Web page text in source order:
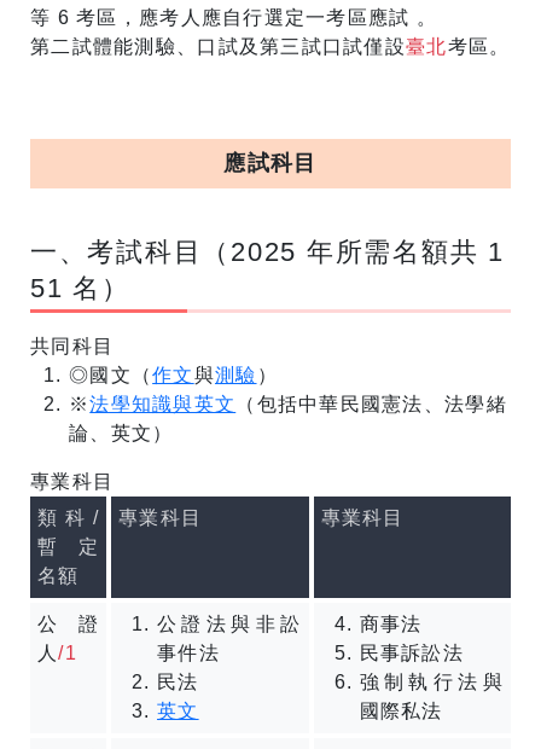
等 6 考區，應考人應自行選定一考區應試 。
第二試體能測驗、口試及第三試口試僅設臺北考區。
應試科目
一、考試科目（2025 年所需名額共 1
51 名）
共同科目
◎國文（作文與測驗 ）
※法學知識與英文
（包括中華民國憲法、法學緒
論、英文）
專業科目
類科 /
暫定
名額
專業科目 專業科目
公證
人/1
公證法與非訟
事件法
民法
英文
商事法
民事訴訟法
強制執行法與
國際私法